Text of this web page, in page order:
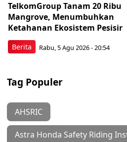
Berita
TelkomGroup Tanam 20 Ribu
Mangrove, Menumbuhkan
Ketahanan Ekosistem Pesisir
Rabu, 5 Agu 2026 - 20:54
Tag Populer
AHSRIC
Astra Honda Safety Riding